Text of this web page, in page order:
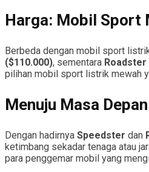
Harga: Mobil Sport
Berbeda dengan mobil sport
($110.000), sementara Roadster
pilihan mobil sport listrik mewah
Menuju Masa
Dengan hadirnya Speedster dan
ketimbang sekadar tenaga atau
para penggemar mobil yang